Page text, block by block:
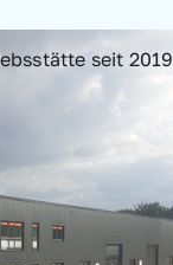
seit 2019